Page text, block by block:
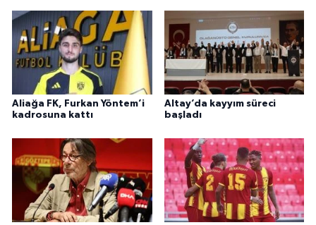
Aliağa FK, Furkan Yöntem’i
kadrosuna kattı
Altay’da kayyım süreci
başladı